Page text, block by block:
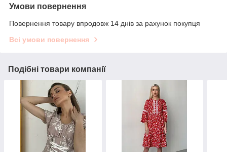
Умови повернення
Повернення товару впродовж 14 днів за рахунок покупця
Всі умови повернення
Подібні товари компанії